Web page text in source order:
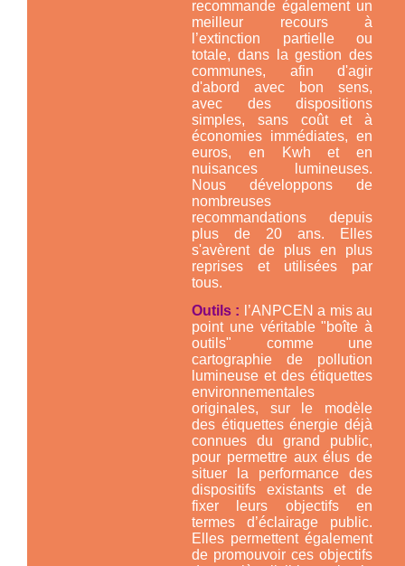
recommande également un
meilleur recours à
l’extinction partielle ou
totale, dans la gestion des
communes, afin d'agir
d'abord avec bon sens,
avec des dispositions
simples, sans coût et à
économies immédiates, en
euros, en Kwh et en
nuisances lumineuses.
Nous développons de
nombreuses
recommandations depuis
plus de 20 ans. Elles
s'avèrent de plus en plus
reprises et utilisées par
tous.
Outils :
l’ANPCEN a mis au
point une véritable "boîte à
outils" comme une
cartographie de pollution
lumineuse et des étiquettes
environnementales
originales, sur le modèle
des étiquettes énergie déjà
connues du grand public,
pour permettre aux élus de
situer la performance des
dispositifs existants et de
fixer leurs objectifs en
termes d’éclairage public.
Elles permettent également
de promouvoir ces objectifs